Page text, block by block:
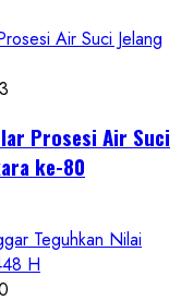
Air Suci Jelang
Prosesi Air Suci
ke-80
Teguhkan Nilai
H